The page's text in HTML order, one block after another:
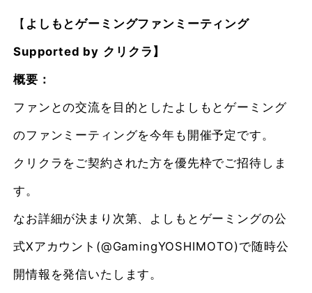
【 よしもとゲーミングファンミーティング
Supported by クリクラ】
概要 ：
ファンとの交流を目的としたよしもとゲーミング
のファンミーティングを今年も開催予定です。
クリクラをご契約された方を優先枠でご招待しま
す。
なお詳細が決まり次第、よしもとゲーミングの公
式Xアカウント(@GamingYOSHIMOTO)で随時公
開情報を発信いたします。